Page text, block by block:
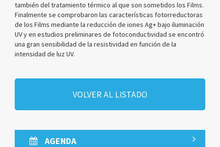
también del tratamiento térmico al que son sometidos los Films.
Finalmente se comprobaron las características fotorreductoras
de los Films mediante la reducción de iones Ag+ bajo iluminación
UV y en estudios preliminares de fotoconductividad se encontró
una gran sensibilidad de la resistividad en función de la
intensidad de luz UV.
VOLVER AL LISTADO
AGENDA